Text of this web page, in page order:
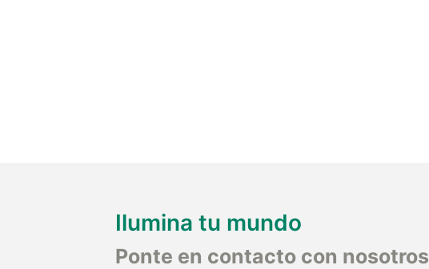
Ilumina tu mundo
Ponte en contacto con nosotros